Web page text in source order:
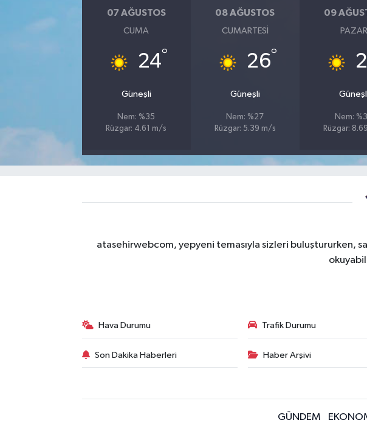
07 AĞUSTOS
CUMA
24°
Güneşli
Nem: %35
Rüzgar: 4.61 m/s
08 AĞUSTOS
CUMARTESI
26°
Güneşli
Nem: %27
Rüzgar: 5.39 m/s
09
PAZAR
Nem:
Rüzgar:
atasehirwebcom, yepyeni temasıyla sizleri buluştururken,
Hava Durumu Trafik Durumu
Son Dakika Haberleri Haber Arşivi
GÜNDEM